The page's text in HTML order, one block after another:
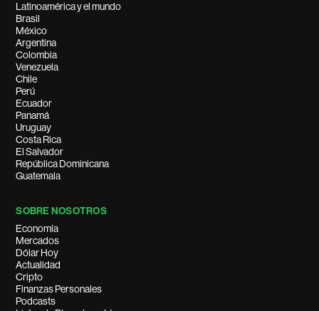
Latinoamérica y el mundo
Brasil
México
Argentina
Colombia
Venezuela
Chile
Perú
Ecuador
Panamá
Uruguay
Costa Rica
El Salvador
República Dominicana
Guatemala
SOBRE NOSOTROS
Economía
Mercados
Dólar Hoy
Actualidad
Cripto
Finanzas Personales
Podcasts